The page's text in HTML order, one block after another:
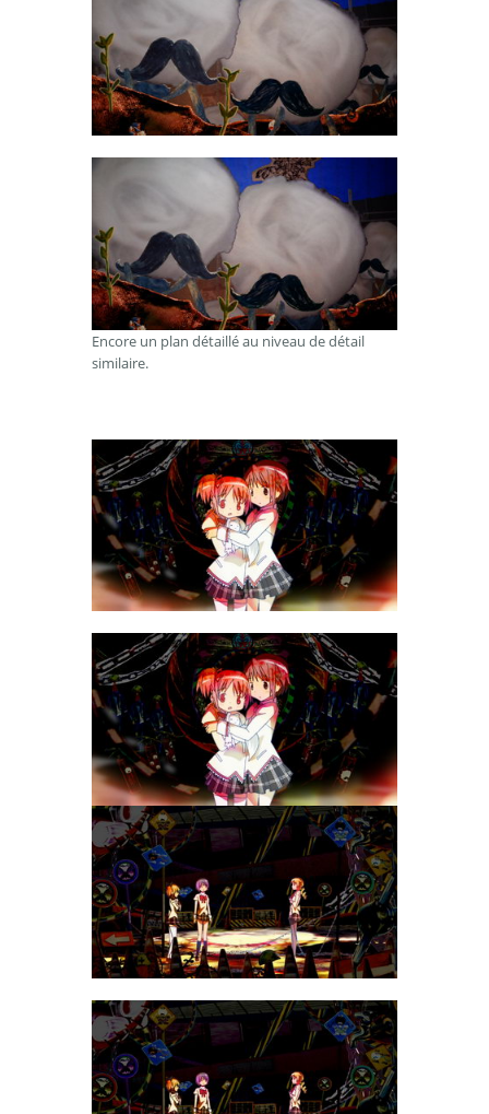
Encore un plan détaillé au niveau de détail
similaire.